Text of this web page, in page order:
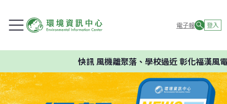
電子報 登入
快訊風機離聚落、學校過近 彰化福漢風電